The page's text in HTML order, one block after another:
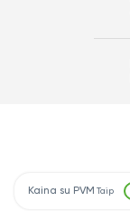
Kaina su PVM Taip